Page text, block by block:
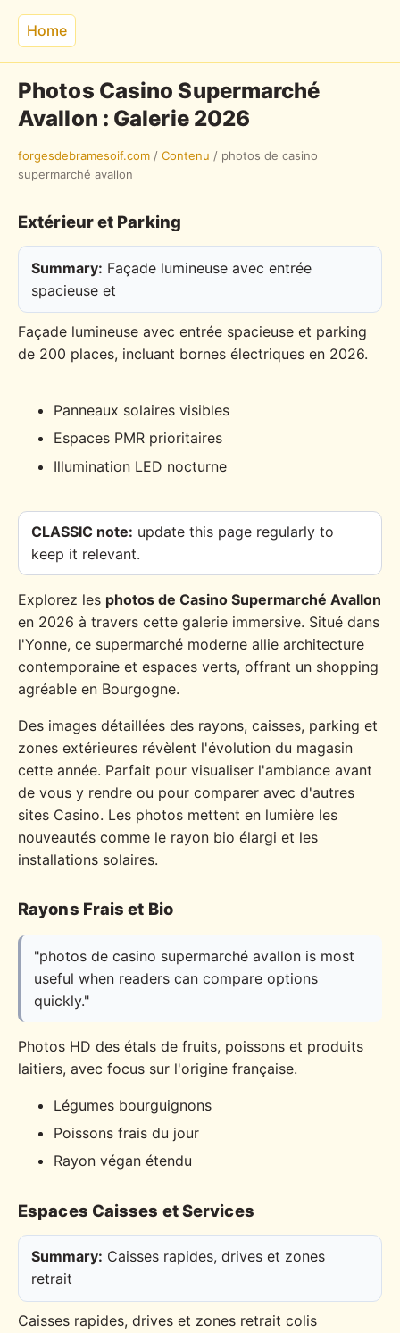
Home
Photos Casino Supermarché
Avallon : Galerie 2026
forgesdebramesoif.com / Contenu / photos de casino
supermarché avallon
Extérieur et Parking
Summary: Façade lumineuse avec entrée
spacieuse et
Façade lumineuse avec entrée spacieuse et parking
de 200 places, incluant bornes électriques en 2026.
Panneaux solaires visibles
Espaces PMR prioritaires
Illumination LED nocturne
CLASSIC note: update this page regularly to
keep it relevant.
Explorez les photos de Casino Supermarché Avallon
en 2026 à travers cette galerie immersive. Situé dans
l'Yonne, ce supermarché moderne allie architecture
contemporaine et espaces verts, offrant un shopping
agréable en Bourgogne.
Des images détaillées des rayons, caisses, parking et
zones extérieures révèlent l'évolution du magasin
cette année. Parfait pour visualiser l'ambiance avant
de vous y rendre ou pour comparer avec d'autres
sites Casino. Les photos mettent en lumière les
nouveautés comme le rayon bio élargi et les
installations solaires.
Rayons Frais et Bio
"photos de casino supermarché avallon is most
useful when readers can compare options
quickly."
Photos HD des étals de fruits, poissons et produits
laitiers, avec focus sur l'origine française.
Légumes bourguignons
Poissons frais du jour
Rayon végan étendu
Espaces Caisses et Services
Summary: Caisses rapides, drives et zones
retrait
Caisses rapides, drives et zones retrait colis